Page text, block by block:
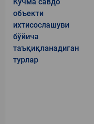
объекти
ихтисослашуви
бўйича
таъқиқланадиган
турлар